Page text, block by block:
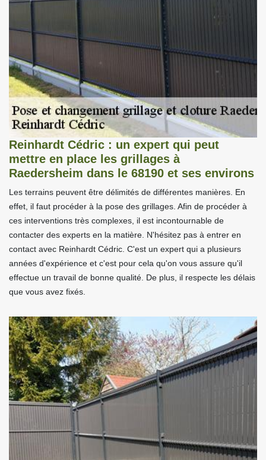
Reinhardt Cédric : un expert qui peut
mettre en place les grillages à
Raedersheim dans le 68190 et ses environs
Les terrains peuvent être délimités de différentes manières. En
effet, il faut procéder à la pose des grillages. Afin de procéder à
ces interventions très complexes, il est incontournable de
contacter des experts en la matière. N'hésitez pas à entrer en
contact avec Reinhardt Cédric. C'est un expert qui a plusieurs
années d'expérience et c'est pour cela qu'on vous assure qu'il
effectue un travail de bonne qualité. De plus, il respecte les délais
que vous avez fixés.